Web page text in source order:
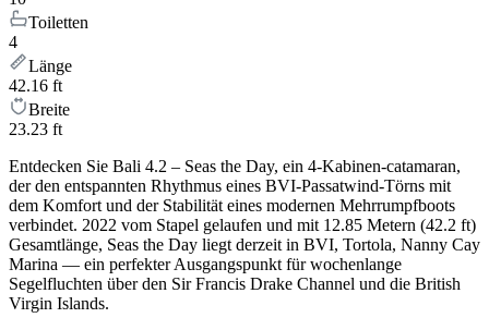
Toiletten
4
Länge
42.16 ft
Breite
23.23 ft
Entdecken Sie Bali 4.2 – Seas the Day, ein 4-Kabinen-catamaran,
der den entspannten Rhythmus eines BVI-Passatwind-Törns mit
dem Komfort und der Stabilität eines modernen Mehrrumpfboots
verbindet. 2022 vom Stapel gelaufen und mit 12.85 Metern (42.2 ft)
Gesamtlänge, Seas the Day liegt derzeit in BVI, Tortola, Nanny Cay
Marina — ein perfekter Ausgangspunkt für wochenlange
Segelfluchten über den Sir Francis Drake Channel und die British
Virgin Islands.